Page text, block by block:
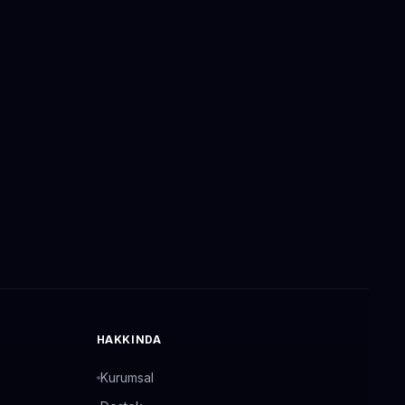
HAKKINDA
Kurumsal